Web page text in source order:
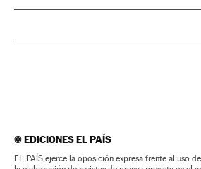
©EDICIONES EL PAÍS
EL PAÍS ejerce la oposición expresa frente al uso